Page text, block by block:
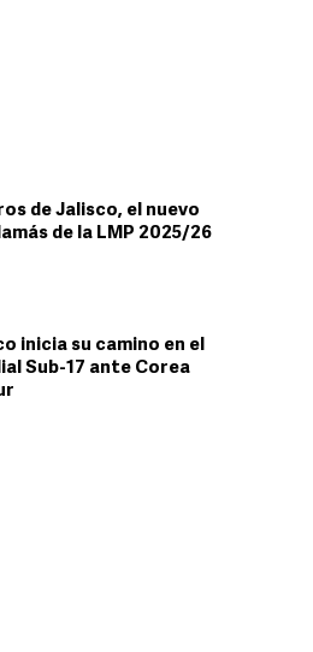
de Jalisco, el nuevo
de la LMP 2025/26
inicia su camino en el
Sub-17 ante Corea